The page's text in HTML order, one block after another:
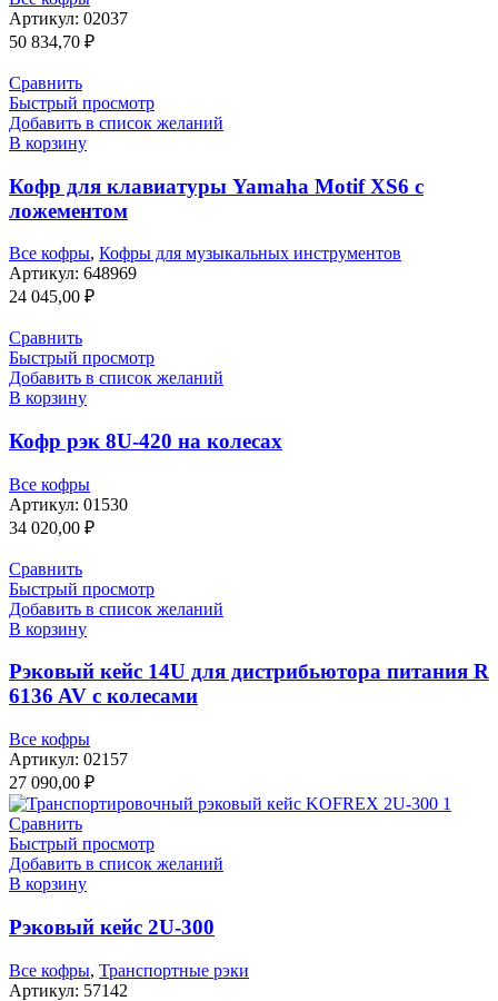
Артикул: 02037
50 834,70 ₽
Сравнить
Быстрый просмотр
Добавить в список желаний
В корзину
Кофр для клавиатуры Yamaha Motif XS6 с
ложементом
Все кофры, Кофры для музыкальных инструментов
Артикул: 648969
24 045,00 ₽
Сравнить
Быстрый просмотр
Добавить в список желаний
В корзину
Кофр рэк 8U-420 на колесах
Все кофры
Артикул: 01530
34 020,00 ₽
Сравнить
Быстрый просмотр
Добавить в список желаний
В корзину
Рэковый кейс 14U для дистрибьютора питания R
6136 AV с колесами
Все кофры
Артикул: 02157
27 090,00 ₽
Сравнить
Быстрый просмотр
Добавить в список желаний
В корзину
Рэковый кейс 2U-300
Все кофры, Транспортные рэки
Артикул: 57142